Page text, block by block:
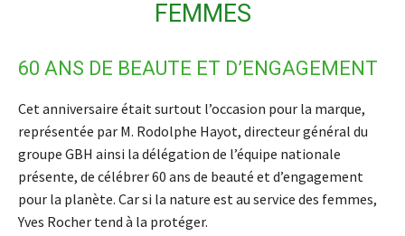
FEMMES
60 ANS DE BEAUTE ET D’ENGAGEMENT
Cet anniversaire était surtout l’occasion pour la marque,
représentée par M. Rodolphe Hayot, directeur général du
groupe GBH ainsi la délégation de l’équipe nationale
présente, de célébrer 60 ans de beauté et d’engagement
pour la planète. Car si la nature est au service des femmes,
Yves Rocher tend à la protéger.